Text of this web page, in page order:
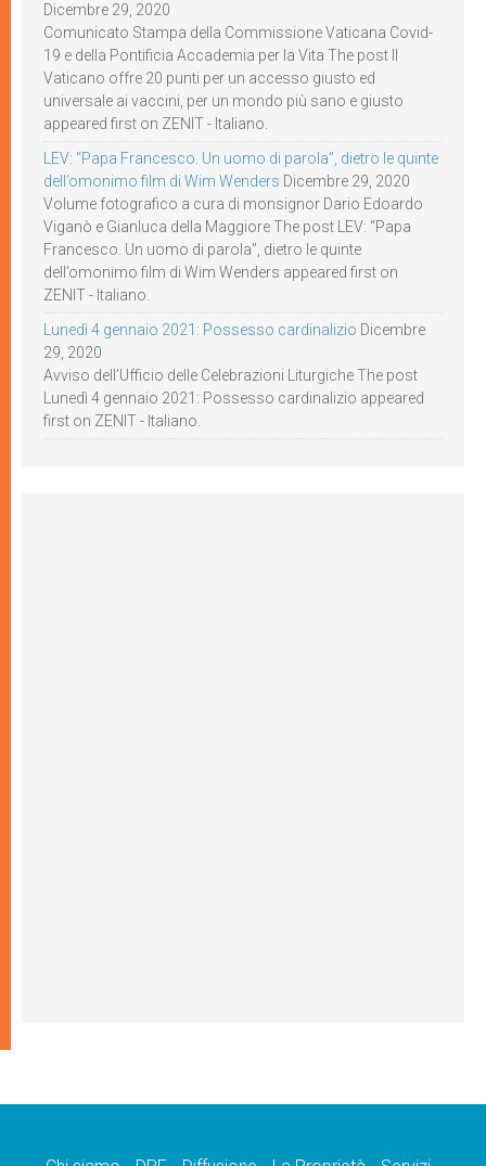
Dicembre 29, 2020
Comunicato Stampa della Commissione Vaticana Covid-
19 e della Pontificia Accademia per la Vita The post Il
Vaticano offre 20 punti per un accesso giusto ed
universale ai vaccini, per un mondo più sano e giusto
appeared first on ZENIT - Italiano.
LEV: “Papa Francesco. Un uomo di parola”, dietro le quinte
dell’omonimo film di Wim Wenders Dicembre 29, 2020
Volume fotografico a cura di monsignor Dario Edoardo
Viganò e Gianluca della Maggiore The post LEV: “Papa
Francesco. Un uomo di parola”, dietro le quinte
dell’omonimo film di Wim Wenders appeared first on
ZENIT - Italiano.
Lunedì 4 gennaio 2021: Possesso cardinalizio Dicembre
29, 2020
Avviso dell’Ufficio delle Celebrazioni Liturgiche The post
Lunedì 4 gennaio 2021: Possesso cardinalizio appeared
first on ZENIT - Italiano.